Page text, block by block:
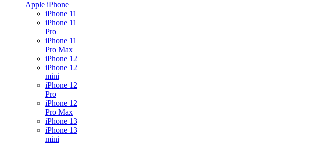
Apple iPhone
iPhone 11
iPhone 11
Pro
iPhone 11
Pro Max
iPhone 12
iPhone 12
mini
iPhone 12
Pro
iPhone 12
Pro Max
iPhone 13
iPhone 13
mini